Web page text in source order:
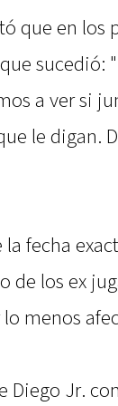
que en los
sucedió:
a ver si
le digan.
fecha
de los ex
menos
Diego Jr.